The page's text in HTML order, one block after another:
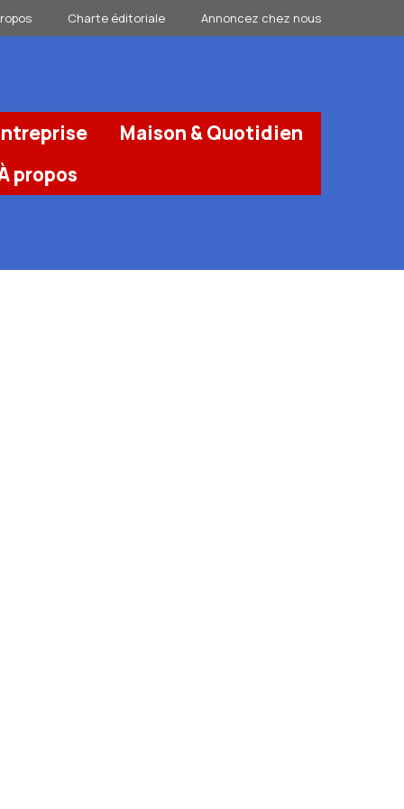
Charte éditoriale Annoncez chez nous
Maison & Quotidien
propos